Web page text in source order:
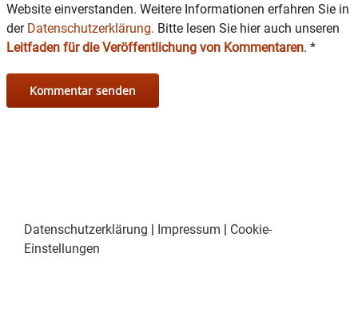
Website einverstanden. Weitere Informationen erfahren Sie in
der Datenschutzerklärung. Bitte lesen Sie hier auch unseren
Leitfaden für die Veröffentlichung von Kommentaren. *
Datenschutzerklärung | Impressum | Cookie-
Einstellungen